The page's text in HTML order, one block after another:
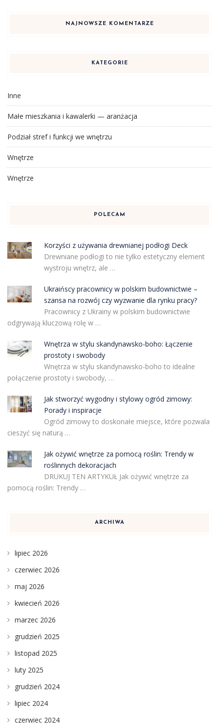
NAJNOWSZE KOMENTARZE
KATEGORIE
Inne
Małe mieszkania i kawalerki — aranżacja
Podział stref i funkcji we wnętrzu
Wnętrze
Wnętrze
POLECAM
Korzyści z używania drewnianej podłogi Deck
Drewniane podłogi to nie tylko estetyczny element
wystroju wnętrz, ale …
Ukraińscy pracownicy w polskim budownictwie –
szansa na rozwój czy wyzwanie dla rynku pracy?
Pracownicy z Ukrainy w polskim budownictwie
odgrywają kluczową rolę w …
Wnętrza w stylu skandynawsko-boho: Łączenie
prostoty i swobody
Wnętrza w stylu skandynawsko-boho to idealne
połączenie prostoty i swobody, …
Jak stworzyć wygodny i stylowy ogród zimowy:
Porady i inspiracje
Ogród zimowy to doskonałe miejsce, które pozwala
cieszyć się naturą …
Jak ożywić wnętrze za pomocą roślin: Trendy w
roślinnych dekoracjach
DRUKUJ TEN ARTYKUŁ Jak ożywić wnętrze za
pomocą roślin: Trendy …
ARCHIWA
lipiec 2026
czerwiec 2026
maj 2026
kwiecień 2026
marzec 2026
grudzień 2025
listopad 2025
luty 2025
grudzień 2024
lipiec 2024
czerwiec 2024